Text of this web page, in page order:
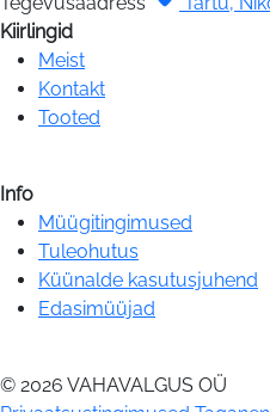
Kiirlingid
Meist
Kontakt
Tooted
Info
Müügitingimused
Tuleohutus
Küünalde kasutusjuhend
Edasimüüjad
© 2026 VAHAVALGUS OÜ